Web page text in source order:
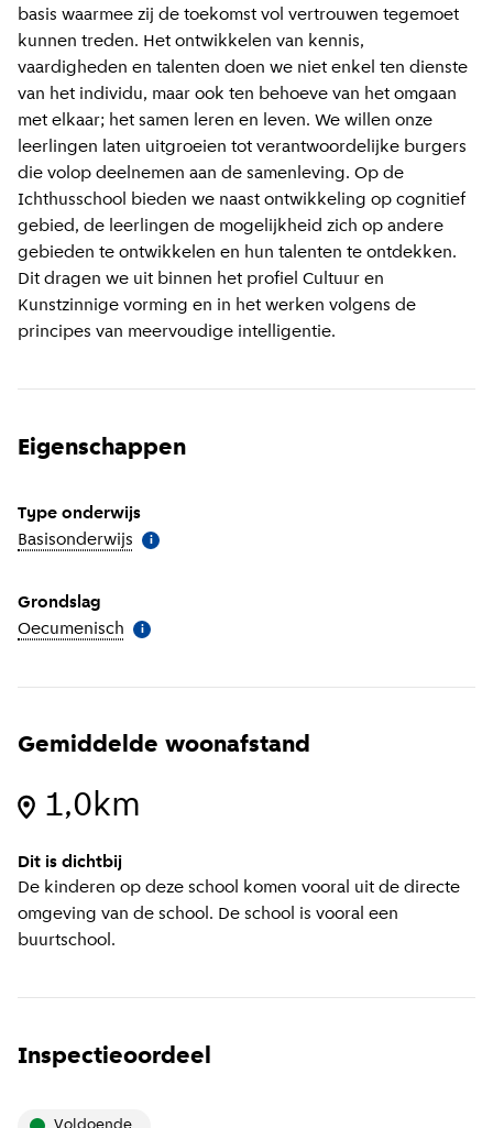
basis waarmee zij de toekomst vol vertrouwen tegemoet
kunnen treden. Het ontwikkelen van kennis,
vaardigheden en talenten doen we niet enkel ten dienste
van het individu, maar ook ten behoeve van het omgaan
met elkaar; het samen leren en leven. We willen onze
leerlingen laten uitgroeien tot verantwoordelijke burgers
die volop deelnemen aan de samenleving. Op de
Ichthusschool bieden we naast ontwikkeling op cognitief
gebied, de leerlingen de mogelijkheid zich op andere
gebieden te ontwikkelen en hun talenten te ontdekken.
Dit dragen we uit binnen het profiel Cultuur en
Kunstzinnige vorming en in het werken volgens de
principes van meervoudige intelligentie.
Eigenschappen
Type onderwijs
Basisonderwijs Meer informatie
i
Grondslag
Oecumenisch Meer informatie
i
Gemiddelde woonafstand
1,0km
Dit is dichtbij
De kinderen op deze school komen vooral uit de directe
omgeving van de school. De school is vooral een
buurtschool.
Inspectieoordeel